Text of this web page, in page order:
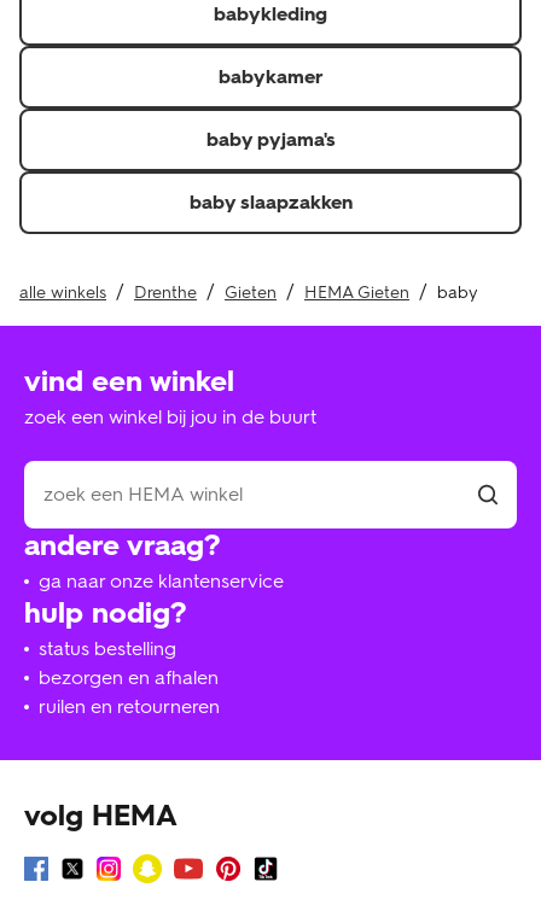
Je kunt de factuur, pakbon of QR-code voor een
thuislevering en kassabon of QR-code voor in de winkel
afgehaalde of gekochte producten laten zien.\r
Je hebt het artikel minder dan 30 dagen geleden
Retourneer je de hele bestelling? Dan krijg je je
verzendkosten of verwerkingskosten ook terug als je
babykleding
babykamer
baby pyjama's
baby slaapzakken
alle winkels Drenthe Gieten HEMA Gieten baby
hulp nodig?
status bestelling
bezorgen en afhalen
ruilen en retourneren
andere vraag?
ga naar onze klantenservice
vind een winkel
zoek een winkel bij jou in de buurt
volg HEMA